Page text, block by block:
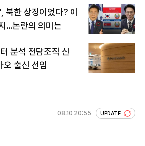
북한 상징이었다? 이
…논란의 의미는
분석 전담조직 신
출신 선임
08.10 20:55 UPDATE